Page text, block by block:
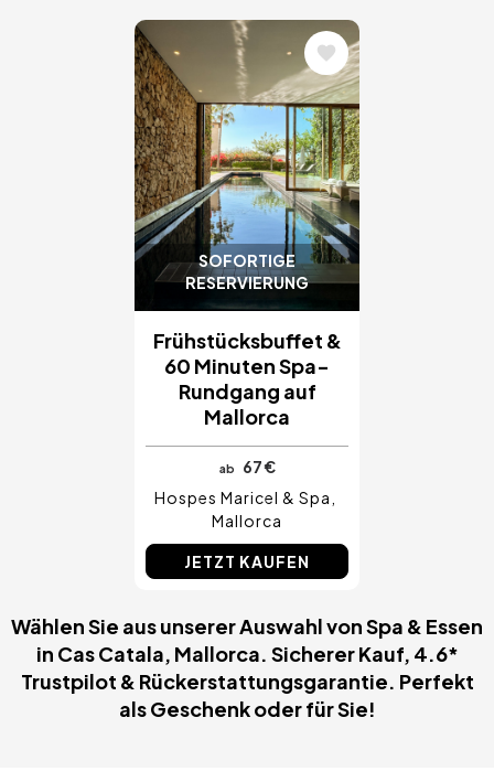
SOFORTIGE
RESERVIERUNG
Bild
Frühstücksbuffet &
60 Minuten Spa-
Rundgang auf
Mallorca
ab
67 €
Hospes Maricel & Spa
Mallorca
JETZT KAUFEN
Wählen Sie aus unserer Auswahl von Spa & Essen
in Cas Catala, Mallorca. Sicherer Kauf, 4.6*
Trustpilot & Rückerstattungsgarantie. Perfekt
als Geschenk oder für Sie!